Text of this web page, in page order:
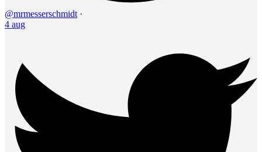
@mrmesserschmidt ·
4 aug